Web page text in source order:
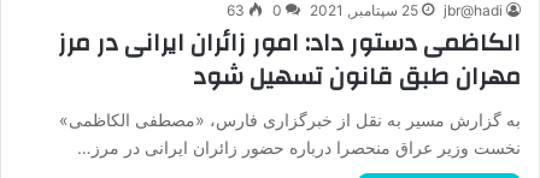
jbr@hadi 25 سپتامبر, 2021 0
63
الکاظمی دستور داد: امور زائران ایرانی در مرز
مهران طبق قانون تسهیل شود
به گزارش مسیر به نقل از خبرگزاری فارس، «مصطفی الکاظمی»
نخست وزیر عراق منحصرا درباره حضور زائران ایرانی در مرز…